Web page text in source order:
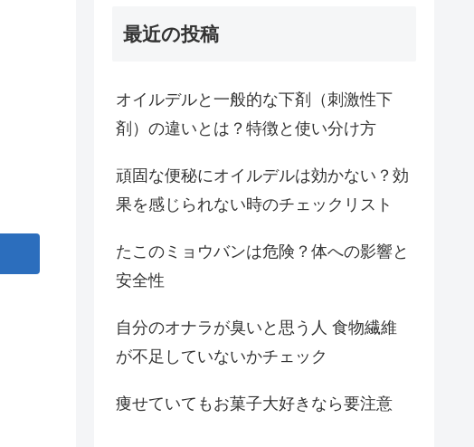
最近の投稿
オイルデルと一般的な下剤（刺激性下
剤）の違いとは？特徴と使い分け方
頑固な便秘にオイルデルは効かない？効
果を感じられない時のチェックリスト
たこのミョウバンは危険？体への影響と
安全性
自分のオナラが臭いと思う人 食物繊維
が不足していないかチェック
痩せていてもお菓子大好きなら要注意